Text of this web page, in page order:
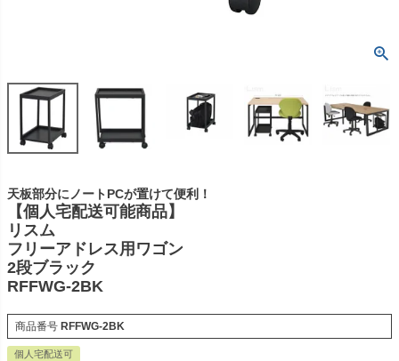
天板部分にノートPCが置けて便利！
【個人宅配送可能商品】
リスム
フリーアドレス用ワゴン
2段ブラック
RFFWG-2BK
商品番号 RFFWG-2BK
個人宅配送可